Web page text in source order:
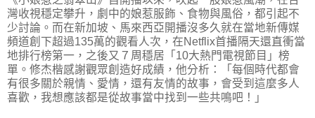
灣收視穩定攀升，劇中的娘惹服飾、食物與風俗，都引起不
少討論。而在新加坡、馬來西亞開播沒多久就在當地新傳媒
頻道創下超過135萬的觀看人次，在Netflix首播隔天還直衝當
地排行榜第一，之後又７周穩居「10大熱門電視節目」榜
單。修杰楷感謝觀眾創造好成績，他分析：「每個時代都會
有很多關於親情、愛情，還有友情的故事，會受到這麼多人
喜歡，我想應該都是從故事當中找到一些共鳴吧！」